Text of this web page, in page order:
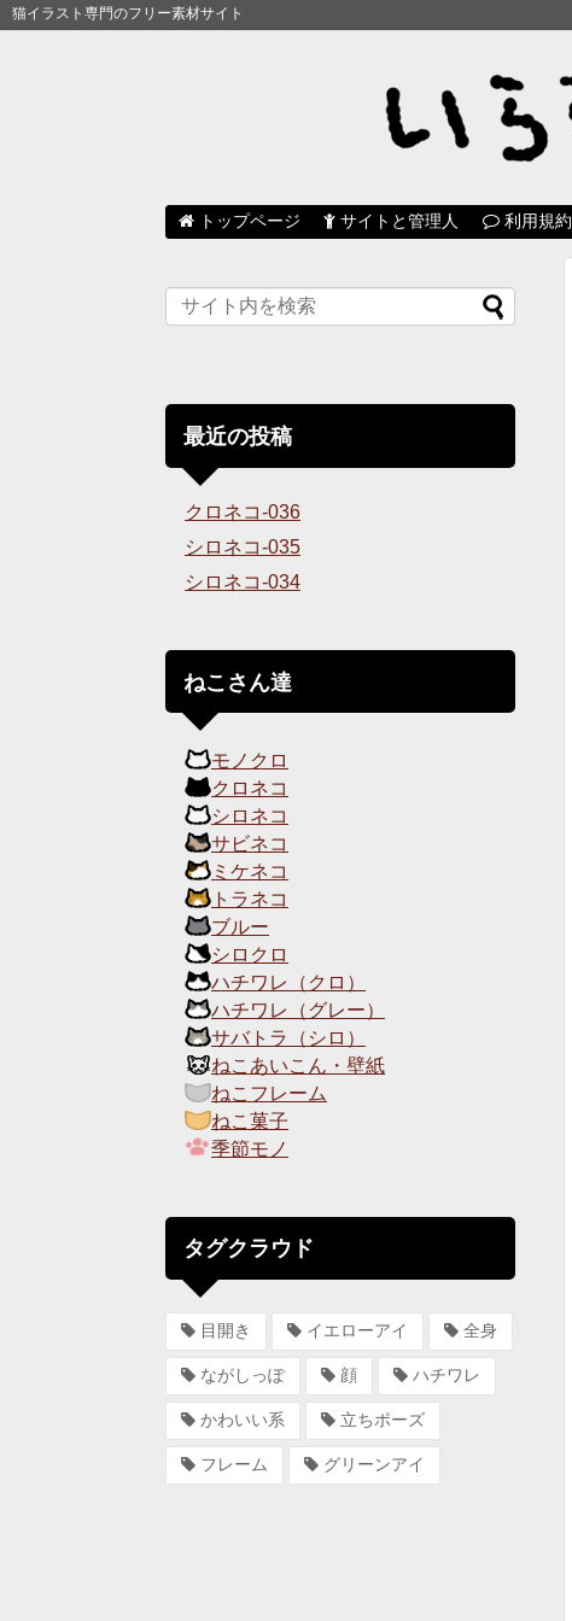
猫イラスト専門のフリー素材サイト
トップページ サイトと管理人 利用規約
最近の投稿
クロネコ-036
シロネコ-035
シロネコ-034
ねこさん達
モノクロ
クロネコ
シロネコ
サビネコ
ミケネコ
トラネコ
ブルー
シロクロ
ハチワレ（クロ）
ハチワレ（グレー）
サバトラ（シロ）
ねこあいこん・壁紙
ねこフレーム
ねこ菓子
季節モノ
タグクラウド
目開き イエローアイ 全身
ながしっぽ 顔 ハチワレ
かわいい系 立ちポーズ
フレーム グリーンアイ